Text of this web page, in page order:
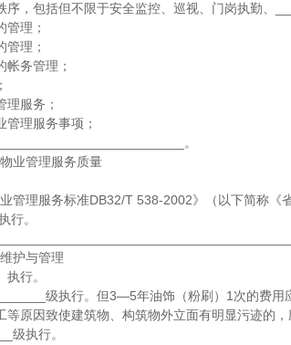
序，包括但不限于安全监控、巡视、门岗执勤、
管理；
管理；
帐务管理；
理服务；
管理服务事项；
。
业管理服务质量
管理服务标准DB32/T 538-2002》（以下简称《
。
护与管理
行。
级执行。但3—5年油饰（粉刷）1次的费用
原因致使建筑物、构筑物外立面有明显污迹的，
级执行。